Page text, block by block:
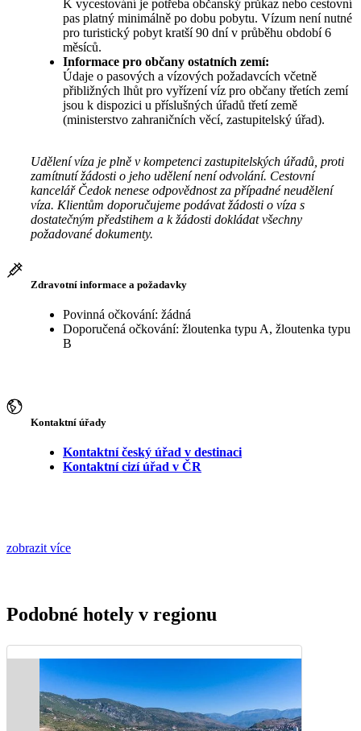
K vycestování je potřeba občanský průkaz nebo cestovní
pas platný minimálně po dobu pobytu. Vízum není nutné
pro turistický pobyt kratší 90 dní v průběhu období 6
měsíců.
Informace pro občany ostatních zemí:
Údaje o pasových a vízových požadavcích včetně
přibližných lhůt pro vyřízení víz pro občany třetích zemí
jsou k dispozici u příslušných úřadů třetí země
(ministerstvo zahraničních věcí, zastupitelský úřad).
Udělení víza je plně v kompetenci zastupitelských úřadů, proti
zamítnutí žádosti o jeho udělení není odvolání. Cestovní
kancelář Čedok nenese odpovědnost za případné neudělení
víza. Klientům doporučujeme podávat žádosti o víza s
dostatečným předstihem a k žádosti dokládat všechny
požadované dokumenty.
Zdravotní informace a požadavky
Povinná očkování: žádná
Doporučená očkování: žloutenka typu A, žloutenka typu
B
Kontaktní úřady
Kontaktní český úřad v destinaci
Kontaktní cizí úřad v ČR
zobrazit více
Podobné hotely v regionu